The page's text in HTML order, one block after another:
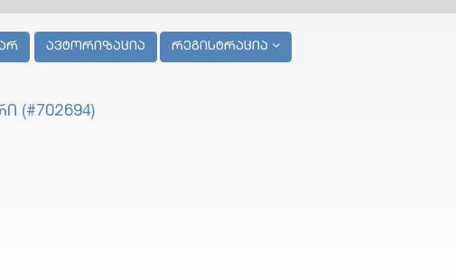
რეგისტრაცია
ავტორიზაცია
(#702694)